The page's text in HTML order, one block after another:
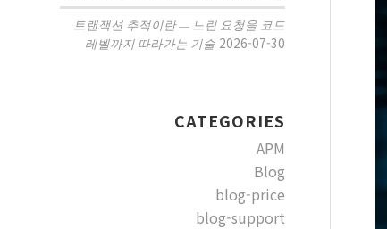
트랜잭션 추적이란 — 느린 요청을 코드
레벨까지 따라가는 기술 2026-07-30
CATEGORIES
APM
Blog
blog-price
blog-support